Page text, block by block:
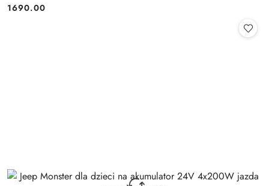
Cena:
1690.00